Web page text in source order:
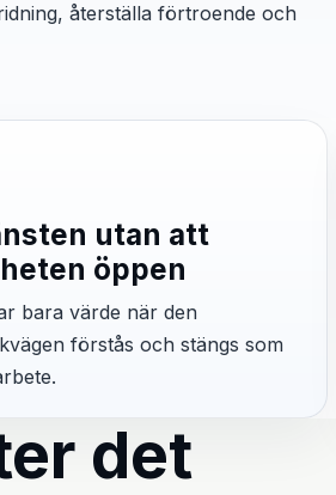
återställa förtroende och
utan att
öppen
bara värde när den
förstås och stängs som
det